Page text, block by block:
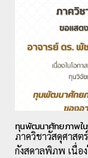
ทุนพัฒนาศักยภาพใน
ภาควิชาวัสดุศาสต
กังสดาลพิภพ เนื่อ